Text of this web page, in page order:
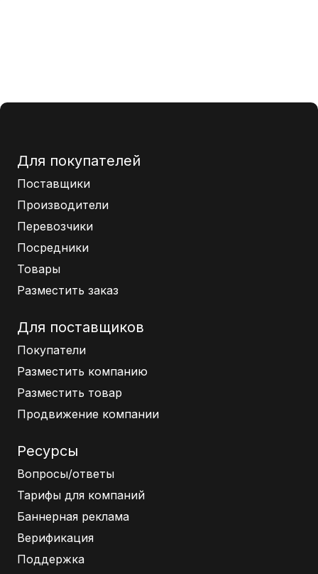
Для покупателей
Поставщики
Производители
Перевозчики
Посредники
Товары
Разместить заказ
Для поставщиков
Покупатели
Разместить компанию
Разместить товар
Продвижение компании
Ресурсы
Вопросы/ответы
Тарифы для компаний
Баннерная реклама
Верификация
Поддержка